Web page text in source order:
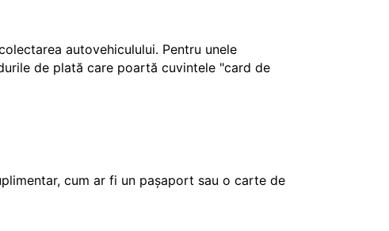
autovehiculului. Pentru unele
de plată care poartă cuvintele "card de
cum ar fi un pașaport sau o carte de